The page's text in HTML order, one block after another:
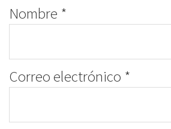
Nombre *
Correo electrónico *